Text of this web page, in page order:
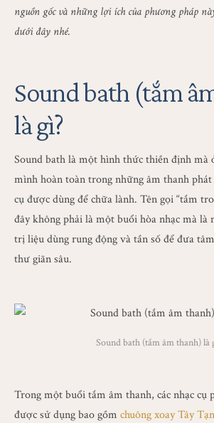
nguồn gốc và những lợi ích của phương pháp
dưới đây nhé.
Sound bath (tắm
là gì?
Sound bath là một hình thức thiền định mà
mình hoàn toàn trong những âm thanh
cụ được dùng để chữa lành. Tên gọi “tắm
đây không phải là một buổi hòa nhạc mà là
trị liệu dùng rung động và tần số để đưa
thư giãn sâu.
Sound bath (tắm âm thanh) là
Trong một buổi tắm âm thanh, các nhạc cụ
được sử dụng bao gồm chuông xoay Tây